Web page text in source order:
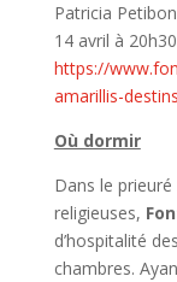
Patricia
14 avril à 20h30
https://
amarillis-
Où dormir
Dans le
religieuses,
d’hospitalité
chambres.